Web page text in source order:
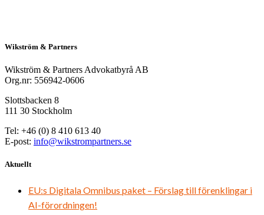
Wikström & Partners
Wikström & Partners Advokatbyrå AB
Org.nr: 556942-0606
Slottsbacken 8
111 30 Stockholm
Tel: +46 (0) 8 410 613 40
E-post: info@wikstrompartners.se
Aktuellt
EU:s Digitala Omnibus paket – Förslag till förenklingar i
AI-förordningen!